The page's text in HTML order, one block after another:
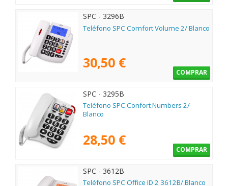
SPC - 3296B
Teléfono SPC Comfort Volume 2/ Blanco
30,50 €
COMPRAR
SPC - 3295B
Teléfono SPC Confort Numbers 2/
Blanco
28,50 €
COMPRAR
SPC - 3612B
Teléfono SPC Office ID 2 3612B/ Blanco